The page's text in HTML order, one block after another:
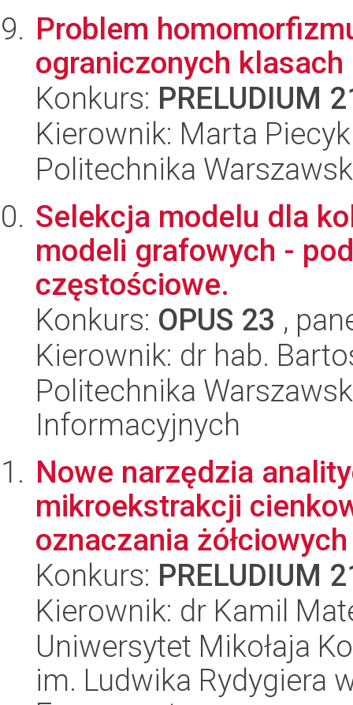
Problem
ograniczonych klasach
Konkurs: PRELUDIUM
Kierownik: Marta Piecyk
Politechnika
Selekcja modelu dla
modeli grafowych -
częstościowe.
Konkurs: OPUS 23 ,
Kierownik: dr hab.
Politechnika
Informacyjnych
Nowe narzędzia
mikroekstrakcji
oznaczania
Konkurs: PRELUDIUM
Kierownik: dr Kamil
Uniwersytet Mikołaja
im. Ludwika Rydygiera